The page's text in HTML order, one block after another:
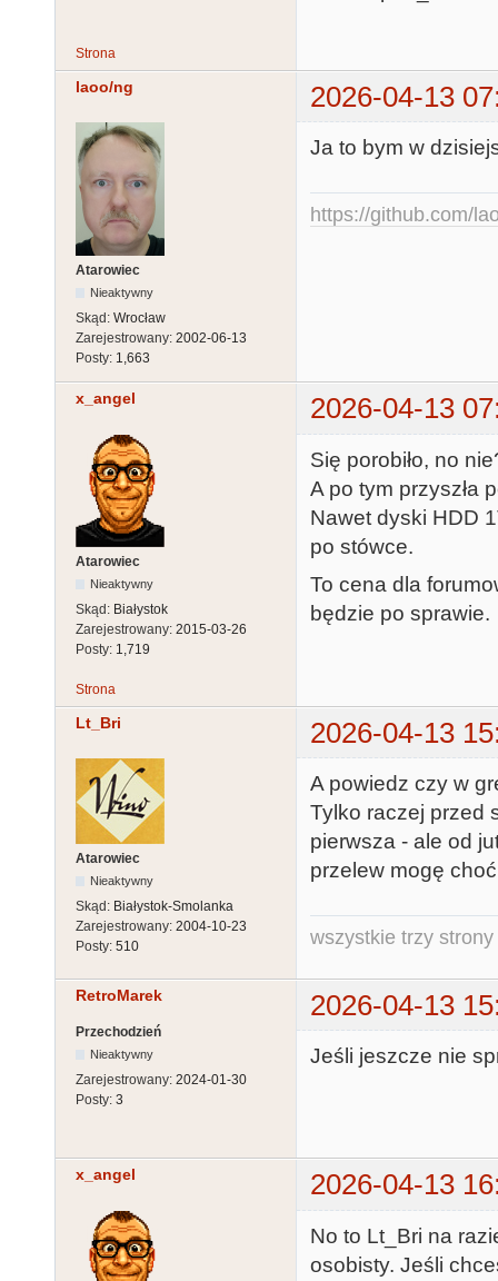
Strona
laoo/ng 2026-04-13
Atarowiec
Nieaktywny
Skąd: Wrocław
Zarejestrowany: 2002-06-13
Posty: 1,663
Ja to bym w
https://github.com/
x_angel 2026-04-13
Atarowiec
Nieaktywny
Skąd: Białystok
Zarejestrowany: 2015-03-26
Posty: 1,719
Się porobiło, no
A po tym przyszła
Nawet dyski HDD
po stówce.
To cena dla
będzie po sprawie.
Strona
Lt_Bri 2026-04-13
Atarowiec
Nieaktywny
Skąd: Białystok-Smolanka
Zarejestrowany: 2004-10-23
Posty: 510
A powiedz czy w
Tylko raczej przed
pierwsza - ale od
przelew mogę
wszystkie trzy
RetroMarek 2026-04-13
Przechodzień
Nieaktywny
Zarejestrowany: 2024-01-30
Posty: 3
Jeśli jeszcze nie
x_angel 2026-04-13
No to Lt_Bri na
osobisty. Jeśli